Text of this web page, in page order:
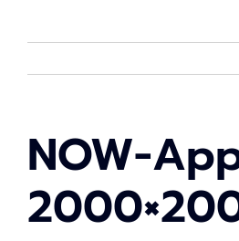
NOW-